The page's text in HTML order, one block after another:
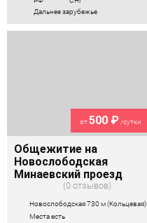
Дальнее зарубежье
от500 ₽/сутки
Общежитие на
Новослободская
Минаевский проезд
0 отзывов
Новослободская 730 м (Кольцевая)
Места есть